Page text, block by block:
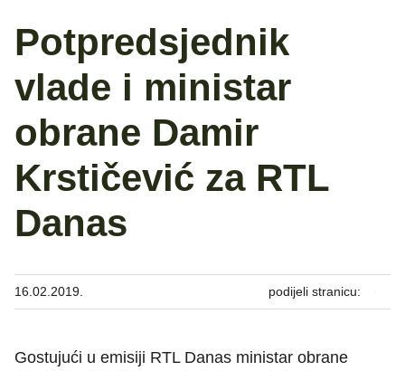
Potpredsjednik
vlade i ministar
obrane Damir
Krstičević za RTL
Danas
16.02.2019. podijeli stranicu:
Gostujući u emisiji RTL Danas ministar obrane